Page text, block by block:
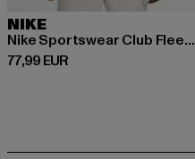
NIKE
Nike Sportswear Club Fleece Zip Hoodies
77,99 EUR
Ajankohtainen hinta: 77,99 EUR